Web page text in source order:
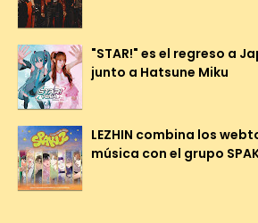
"STAR!" es el regreso a
junto a Hatsune Miku
LEZHIN combina los
música con el grupo